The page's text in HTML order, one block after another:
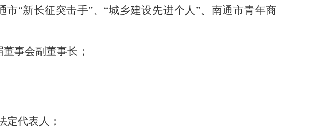
市“新长征突击手”、“城乡建设先进个人”、南通市青年商
事会副董事长；
代表人；